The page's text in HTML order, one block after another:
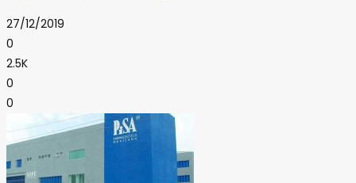
27/12/2019
0
2.5K
0
0